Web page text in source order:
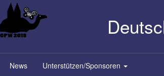
News Unterstützen/Sponsoren